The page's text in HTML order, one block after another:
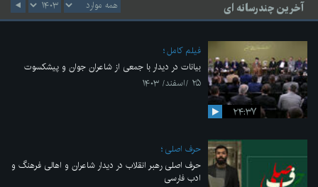
آخرین چندرسانه ای
۲۴:۳۷
فیلم کامل
بیانات در دیدار با جمعی از شاعران جوان و پیشکسوت
۲۵ /اسفند/ ۱۴۰۳
حرف اصلی
حرف اصلی رهبر انقلاب در دیدار شاعران و اهالی فرهنگ و
ادب فارسی